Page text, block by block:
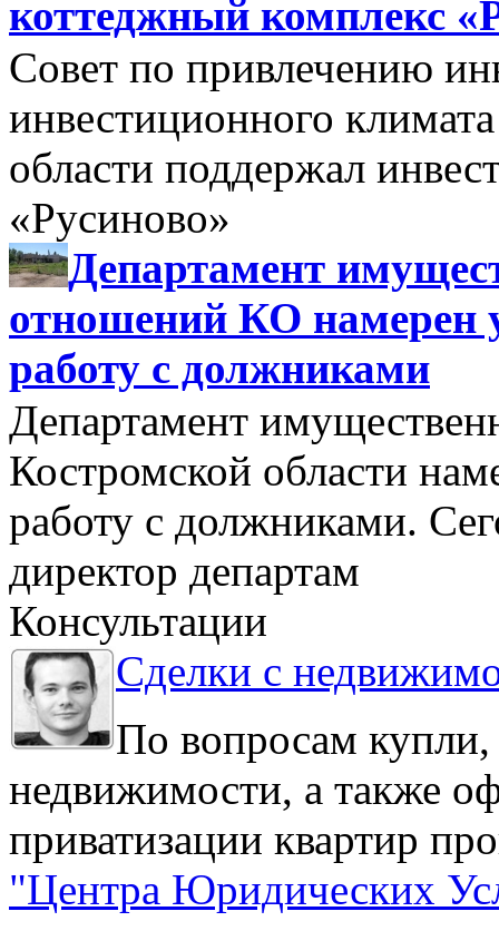
коттеджный комплекс
Совет по привлечению
инвестиционного
области поддержал
«Русиново»
Департамент
отношений КО намерен
работу с должниками
Департамент
Костромской области
работу с должниками.
директор департам
Консультации
Сделки с
По вопросам
недвижимости, а также
приватизации квартир
"Центра Юридических